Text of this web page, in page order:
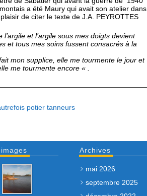
a été Maury qui avait son atelier dans
de citer le texte de J.A. PEYROTTES
et l’argile sous mes doigts devient
mes soins fussent consacrés à la
supplice, elle me tourmente le jour et
tourmente encore « .
potier tanneurs
Archives
mai 2026
septembre 2025